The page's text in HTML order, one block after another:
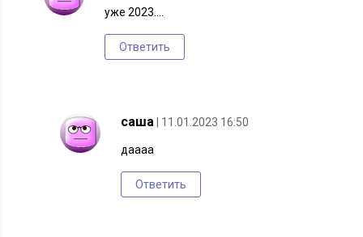
уже 2023….
Ответить
саша | 11.01.2023 16:50
даааа
Ответить